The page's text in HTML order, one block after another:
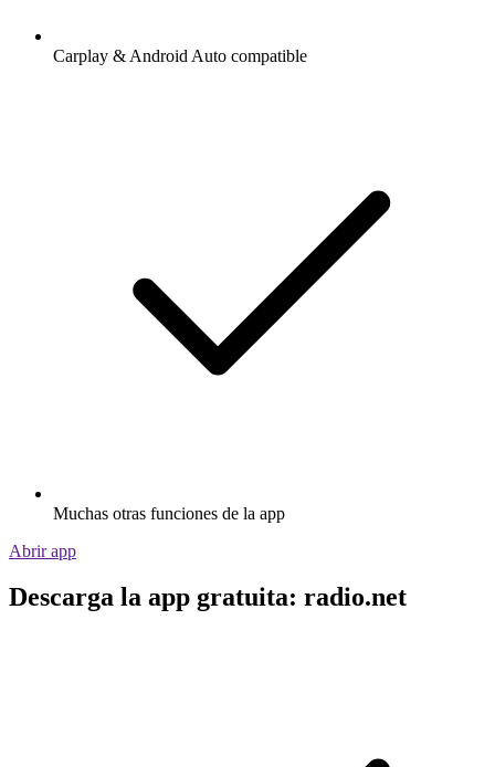
Carplay & Android Auto compatible
Muchas otras funciones de la app
Abrir app
Descarga la app gratuita: radio.net